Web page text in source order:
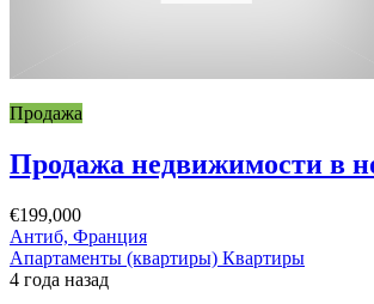
Продажа
Продажа недвижимости в
€199,000
Антиб, Франция
Апартаменты (квартиры) Квартиры
4 года назад